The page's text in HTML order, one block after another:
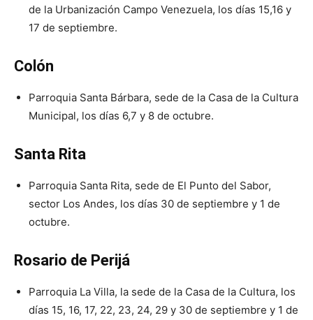
de la Urbanización Campo Venezuela, los días 15,16 y
17 de septiembre.
Colón
Parroquia Santa Bárbara, sede de la Casa de la Cultura
Municipal, los días 6,7 y 8 de octubre.
Santa Rita
Parroquia Santa Rita, sede de El Punto del Sabor,
sector Los Andes, los días 30 de septiembre y 1 de
octubre.
Rosario de Perijá
Parroquia La Villa, la sede de la Casa de la Cultura, los
días 15, 16, 17, 22, 23, 24, 29 y 30 de septiembre y 1 de